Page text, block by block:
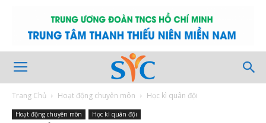
Trang Chủ Hoạt động chuyên môn Học kì quân đội
Hoạt động chuyên môn Học kì quân đội